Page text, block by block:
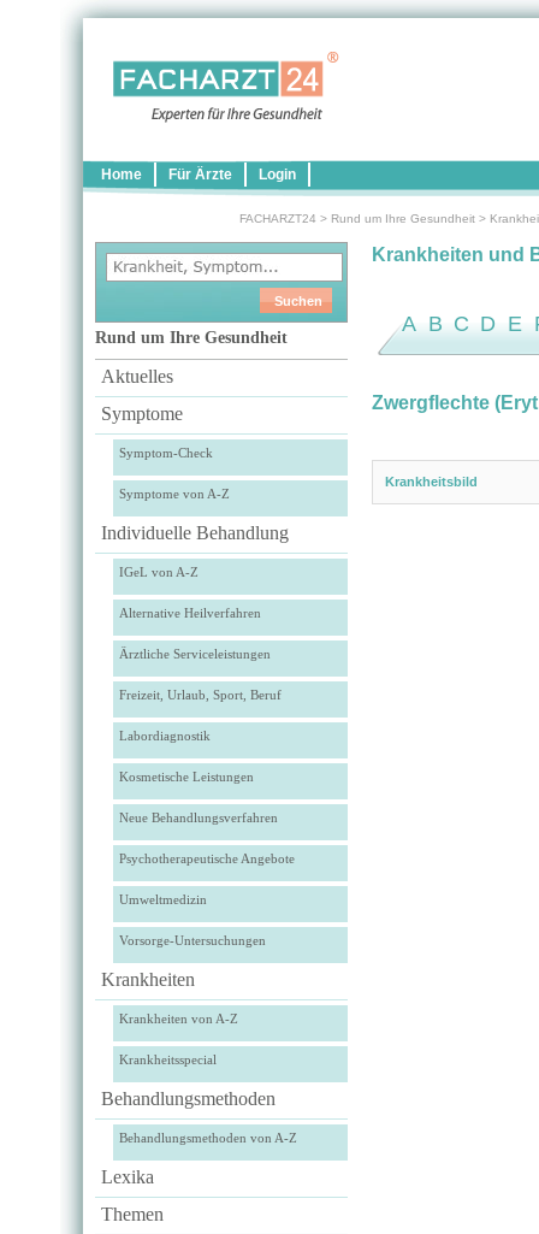
Home Für Ärzte Login
FACHARZT24 > Rund um Ihre Gesundheit >
Rund um Ihre Gesundheit
Aktuelles
Symptome
Symptom-Check
Symptome von A-Z
Individuelle Behandlung
IGeL von A-Z
Alternative Heilverfahren
Ärztliche Serviceleistungen
Freizeit, Urlaub, Sport, Beruf
Labordiagnostik
Kosmetische Leistungen
Neue Behandlungsverfahren
Psychotherapeutische Angebote
Umweltmedizin
Vorsorge-Untersuchungen
Krankheiten
Krankheiten von A-Z
Krankheitsspecial
Behandlungsmethoden
Behandlungsmethoden von A-Z
Lexika
Themen
Krankheiten und
A B C D E
Zwergflechte
Krankheitsbild